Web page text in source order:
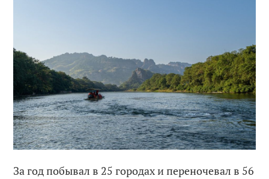
За год побывал в 25 городах и переночевал в 56